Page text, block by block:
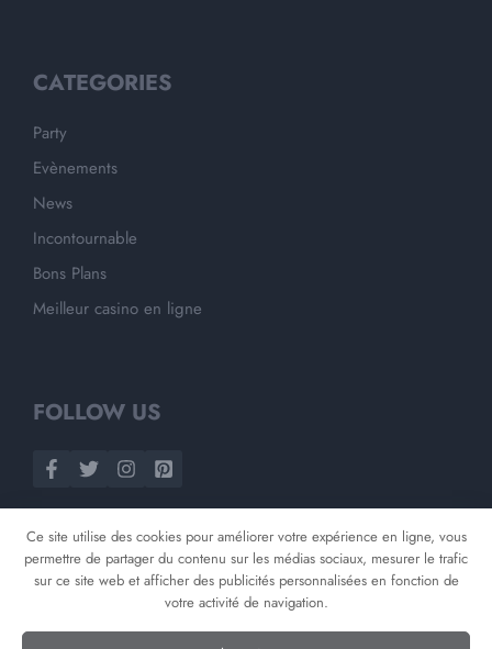
CATEGORIES
Party
Evènements
News
Incontournable
Bons Plans
Meilleur casino en ligne
FOLLOW US
©2026Opnminded
Ce site utilise des cookies pour améliorer votre expérience en ligne, vous
permettre de partager du contenu sur les médias sociaux, mesurer le trafic
sur ce site web et afficher des publicités personnalisées en fonction de
votre activité de navigation.